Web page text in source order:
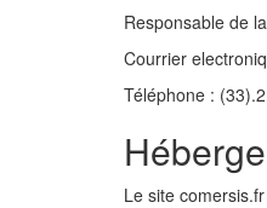
Responsable de
Courrier
Téléphone :
Le site